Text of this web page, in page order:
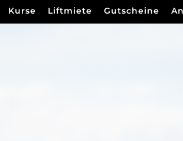
Kurse Liftmiete Gutscheine